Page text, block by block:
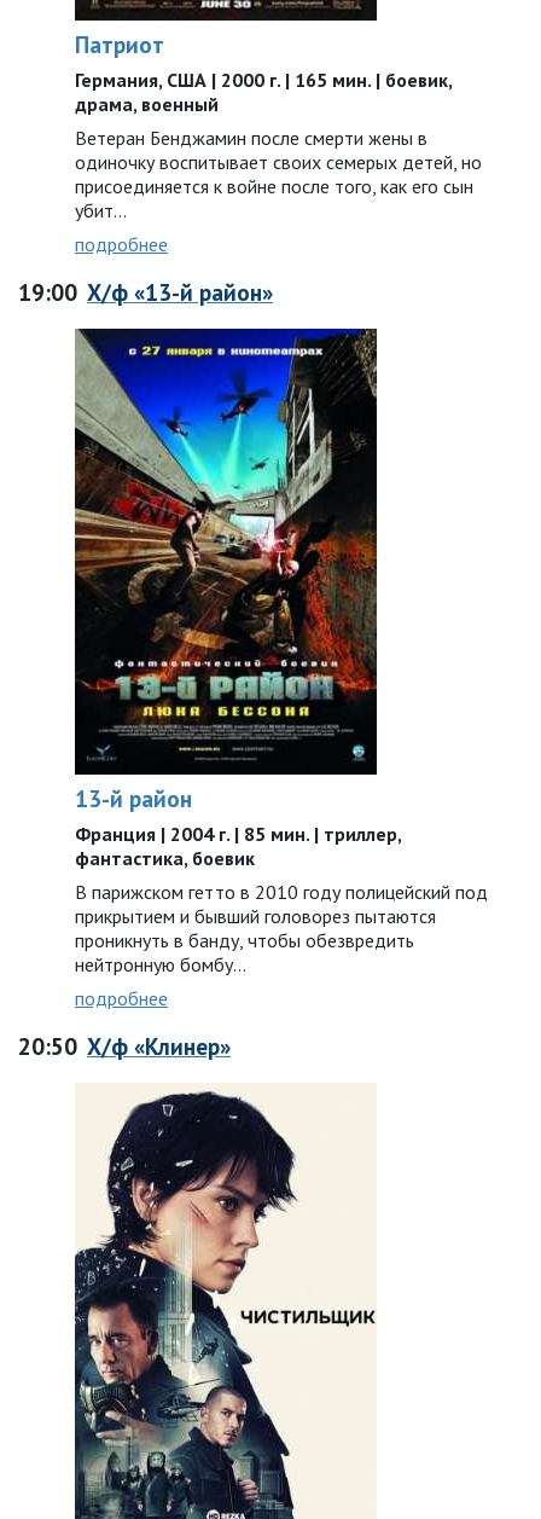
Патриот
Германия, США | 2000 г. | 165 мин. | боевик,
драма, военный
Ветеран Бенджамин после смерти жены в
одиночку воспитывает своих семерых детей, но
присоединяется к войне после того, как его сын
убит…
подробнее
19:00 Х/ф «13-й район»
13-й район
Франция | 2004 г. | 85 мин. | триллер,
фантастика, боевик
В парижском гетто в 2010 году полицейский под
прикрытием и бывший головорез пытаются
проникнуть в банду, чтобы обезвредить
нейтронную бомбу...
подробнее
20:50 Х/ф «Клинер»